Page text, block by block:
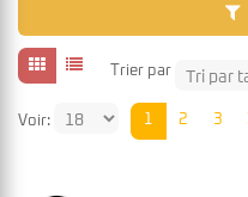
Trier par
Voir: 2 3